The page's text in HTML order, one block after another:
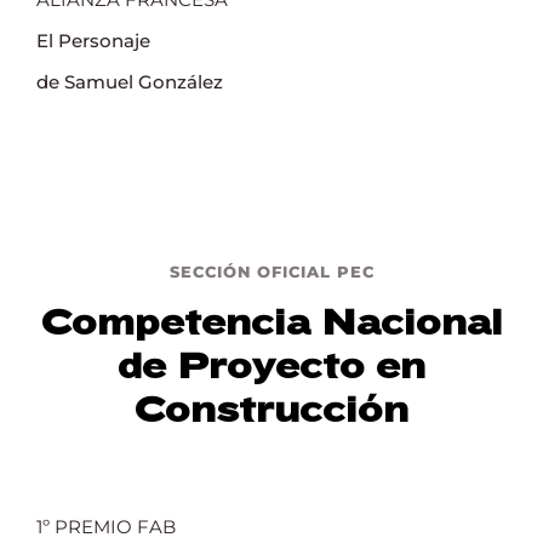
El Personaje
de Samuel González
SECCIÓN OFICIAL PEC
Competencia Nacional
de Proyecto en
Construcción
1º PREMIO FAB